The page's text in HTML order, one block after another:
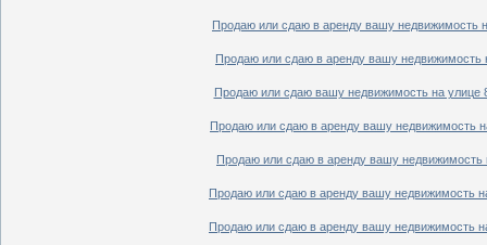
Продаю или сдаю в аренду вашу недвижимость
Продаю или сдаю в аренду вашу недвижимость
Продаю или сдаю вашу недвижимость на улице
Продаю или сдаю в аренду вашу недвижимость
Продаю или сдаю в аренду вашу недвижимость
Продаю или сдаю в аренду вашу недвижимость
Продаю или сдаю в аренду вашу недвижимость